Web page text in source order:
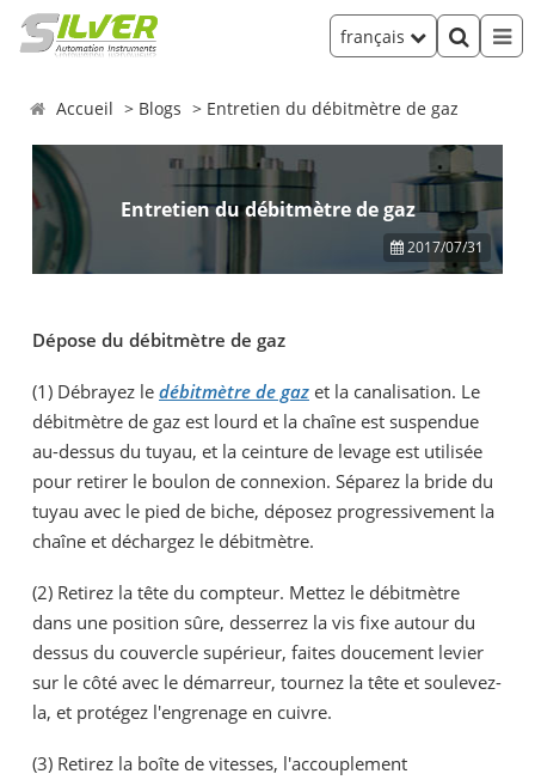
français
Accueil Blogs Entretien du débitmètre de gaz
Entretien du débitmètre de gaz
2017/07/31
Dépose du débitmètre de gaz
(1) Débrayez le débitmètre de gaz et la canalisation. Le
débitmètre de gaz est lourd et la chaîne est suspendue
au-dessus du tuyau, et la ceinture de levage est utilisée
pour retirer le boulon de connexion. Séparez la bride du
tuyau avec le pied de biche, déposez progressivement la
chaîne et déchargez le débitmètre.
(2) Retirez la tête du compteur. Mettez le débitmètre
dans une position sûre, desserrez la vis fixe autour du
dessus du couvercle supérieur, faites doucement levier
sur le côté avec le démarreur, tournez la tête et soulevez-
la, et protégez l'engrenage en cuivre.
(3) Retirez la boîte de vitesses, l'accouplement